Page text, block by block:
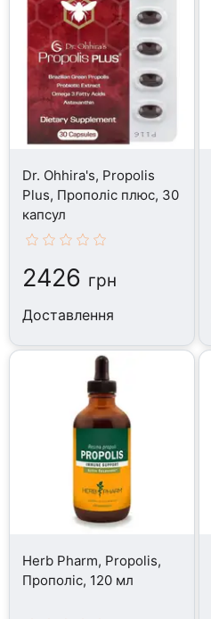
Dr. Ohhira's, Propolis
Plus, Прополіс плюс, 30
капсул
2426 грн
Доставлення
Herb Pharm, Propolis,
Прополіс, 120 мл